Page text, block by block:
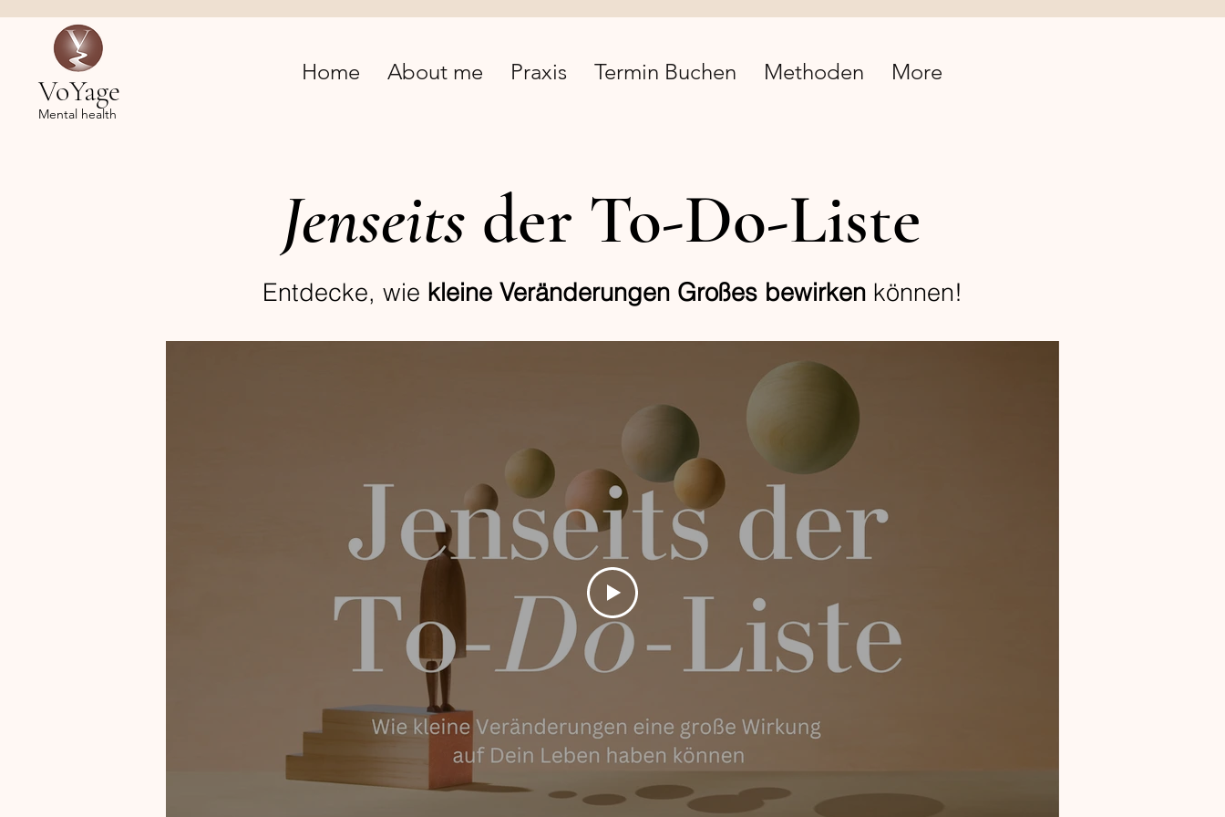
VoYage
Mental health
Home About me Praxis Termin Buchen Methoden More
Jenseits der To-Do-Liste
Entdecke, wie kleine Veränderungen Großes bewirkenkönnen!